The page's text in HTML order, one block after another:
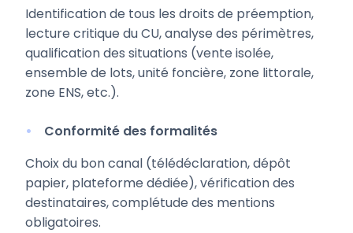
Identification de tous les droits de préemption,
lecture critique du CU, analyse des périmètres,
qualification des situations (vente isolée,
ensemble de lots, unité foncière, zone littorale,
zone ENS, etc.).
Conformité des formalités
Choix du bon canal (télédéclaration, dépôt
papier, plateforme dédiée), vérification des
destinataires, complétude des mentions
obligatoires.